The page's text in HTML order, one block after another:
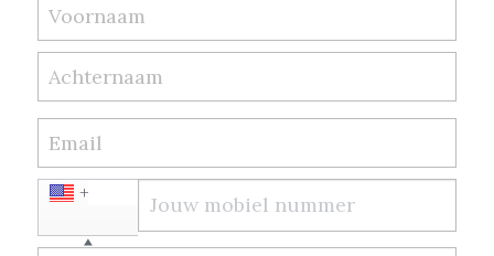
Voornaam
Achternaam
Email
+1